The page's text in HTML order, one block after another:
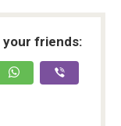
your friends: